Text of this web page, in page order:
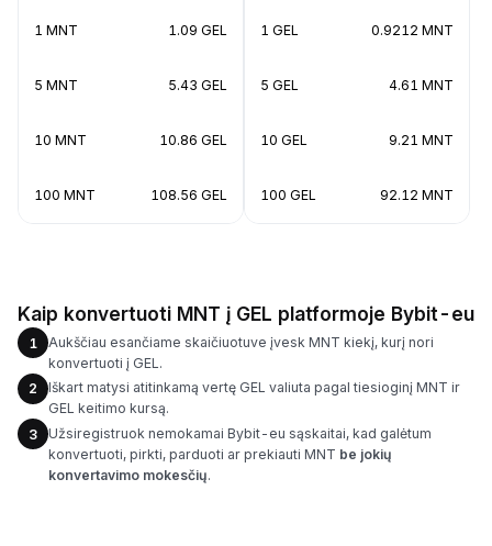
1 MNT 1.09 GEL
5 MNT 5.43 GEL
10 MNT 10.86 GEL
100 MNT 108.56 GEL
1 GEL 0.9212 MNT
5 GEL 4.61 MNT
10 GEL 9.21 MNT
100 GEL 92.12 MNT
Kaip konvertuoti MNT į GEL platformoje Bybit-eu
1
Aukščiau esančiame skaičiuotuve įvesk MNT kiekį, kurį nori
konvertuoti į GEL.
2
Iškart matysi atitinkamą vertę GEL valiuta pagal tiesioginį MNT ir
GEL keitimo kursą.
3
Užsiregistruok nemokamai Bybit-eu sąskaitai, kad galėtum
konvertuoti, pirkti, parduoti ar prekiauti MNT be jokių
konvertavimo mokesčių.